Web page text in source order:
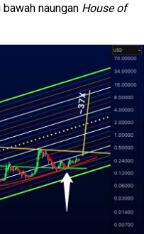
naungan House of